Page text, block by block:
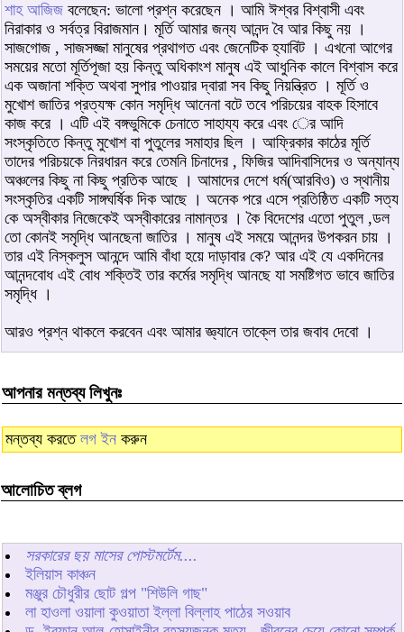
শাহ আজিজ বলেছেন: ভালো প্রশ্ন করেছেন । আমি ঈশ্বর বিশ্বাসী এবং
নিরাকার ও সর্বত্র বিরাজমান। মূর্তি আমার জন্য আনন্দ বৈ আর কিছু নয় ।
সাজগোজ , সাজসজ্জা মানুষের প্রথাগত এবং জেনেটিক হ্যাবিট । এখনো আগের
সময়ের মতো মূর্তিপূজা হয় কিন্তু অধিকাংশ মানুষ এই আধুনিক কালে বিশ্বাস করে
এক অজানা শক্তি অথবা সুপার পাওয়ার দ্বারা সব কিছু নিয়ন্ত্রিত । মূর্তি ও
মুখোশ জাতির প্রত্যক্ষ কোন সমৃদ্ধি আনেনা বটে তবে পরিচয়ের বাহক হিসাবে
কাজ করে । এটি এই বঙ্গভুমিকে চেনাতে সাহায্য করে এবং ের আদি
সংস্কৃতিতে কিন্তু মুখোশ বা পুতুলের সমাহার ছিল । আফ্রিকার কাঠের মূর্তি
তাদের পরিচয়কে নিরধারন করে তেমনি চিনাদের , ফিজির আদিবাসিদের ও অন্যান্য
অঞ্চলের কিছু না কিছু প্রতিক আছে । আমাদের দেশে ধর্ম(আরবিও) ও স্থানীয়
সংস্কৃতির একটি সাঙ্গঘর্ষিক দিক আছে । অনেক পরে এসে প্রতিষ্ঠিত একটি সত্য
কে অস্বীকার নিজেকেই অস্বীকারের নামান্তর । কৈ বিদেশের এতো পুতুল ,ডল
তো কোনই সমৃদ্ধি আনছেনা জাতির । মানুষ এই সময়ে আনন্দর উপকরন চায় ।
তার এই নিস্কলুস আনন্দে আমি বাঁধা হয়ে দাড়াবার কে? আর এই যে একদিনের
আনন্দবোধ এই বোধ শক্তিই তার কর্মের সমৃদ্ধি আনছে যা সমষ্টিগত ভাবে জাতির
সমৃদ্ধি ।
আরও প্রশ্ন থাকলে করবেন এবং আমার জ্ঞ্যানে তাক্লে তার জবাব দেবো ।
আপনার মন্তব্য লিখুনঃ
মন্তব্য করতে লগ ইন করুন
আলোচিত ব্লগ
সরকারের ছয় মাসের পোস্টমর্টেম....
ইলিয়াস কাঞ্চন
মঞ্জুর চৌধুরীর ছোট গল্প "শিউলি গাছ"
লা হাওলা ওয়ালা কুওয়াতা ইল্লা বিল্লাহ পাঠের সওয়াব